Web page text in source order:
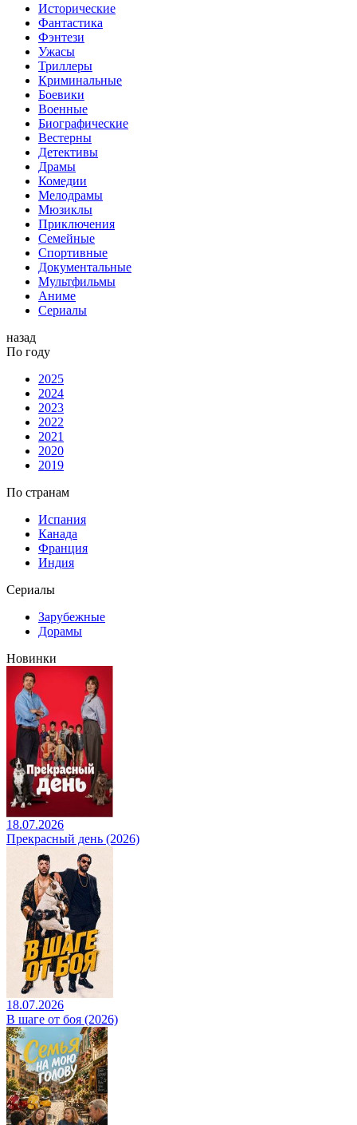
Исторические
Фантастика
Фэнтези
Ужасы
Триллеры
Криминальные
Боевики
Военные
Биографические
Вестерны
Детективы
Драмы
Комедии
Мелодрамы
Мюзиклы
Приключения
Семейные
Спортивные
Документальные
Мультфильмы
Аниме
Сериалы
назад
По году
2025
2024
2023
2022
2021
2020
2019
По странам
Испания
Канада
Франция
Индия
Сериалы
Зарубежные
Дорамы
Новинки
18.07.2026
Прекрасный день (2026)
18.07.2026
В шаге от боя (2026)